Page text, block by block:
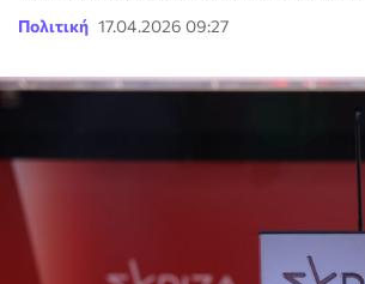
Πολιτική 17.04.2026 09:27